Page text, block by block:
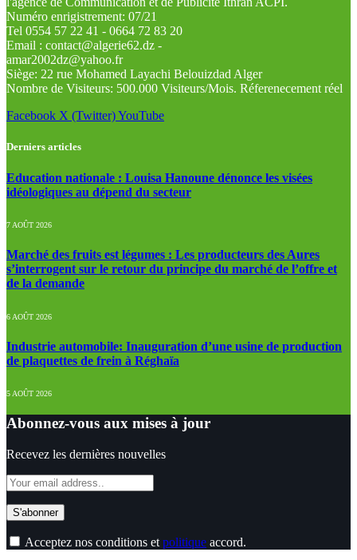
Numéro enrigistrement: 07/21
Tel 0554 57 22 41 - 0664 72 83 20
Email : contact@algerie62.dz -
amar2002dz@yahoo.fr
Siège: 22 rue Mohamed Layachi Belouizdad Alger
Nombre de Visiteurs: 500.000 Visiteurs/Mois. Réferenecement réel
Facebook X (Twitter)YouTube
Derniers articles
Education nationale : Louisa Hanoune dénonce les visées
idéologiques au dépend du secteur
7 AOÛT 2026
Marché des fruits est légumes : Les producteurs des Aures
s’interrogent sur le retour du principe du marché de l’offre et
de la demande
6 AOÛT 2026
Industrie automobile: Inauguration d’une usine de production
de plaquettes de frein à Réghaïa
5 AOÛT 2026
Abonnez-vous aux mises à jour
Recevez les dernières nouvelles
Acceptez nos conditions et politique accord.